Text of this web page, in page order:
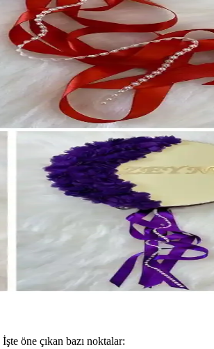
Karşılaştırması
seçenekleri, kalite ve kullanıcı yorumlarıyla
Hangi Ürün Daha Uygun
farklar, kalite ve kullanım alanları
Seçenekleriyle Özel Günler İçin
inci ve satene benzeyen kurdelelerle
Özellikler ve Kullanıcı
kullanıcı yorumları ve kullanım
Şık ve Kişiselleştirilebilir
ve estetik detaylara sahip
öne çıkan bazı noktalar: